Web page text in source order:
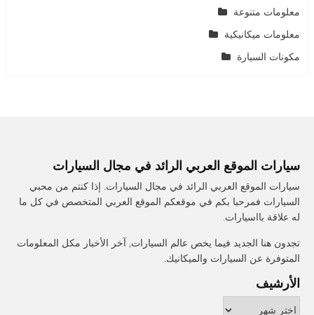
معلومات متنوعة
معلومات ميكانيكية
مكونات السيارة
سيارات الموقع العربي الرائد في مجال السيارات
سيارات الموقع العربي الرائد في مجال السيارات. إذا كنتم من محبي
السيارات فمرحبا بكم في موقعكم الموقع العربي المتخصص في كل ما
له علاقة بااسيارات.
تجدون هنا الجديد فيما يخص عالم السيارات, آخر الأخبار مكل المعلومات
المتوفرة عن السيارات والميكانيك.
الأرشيف